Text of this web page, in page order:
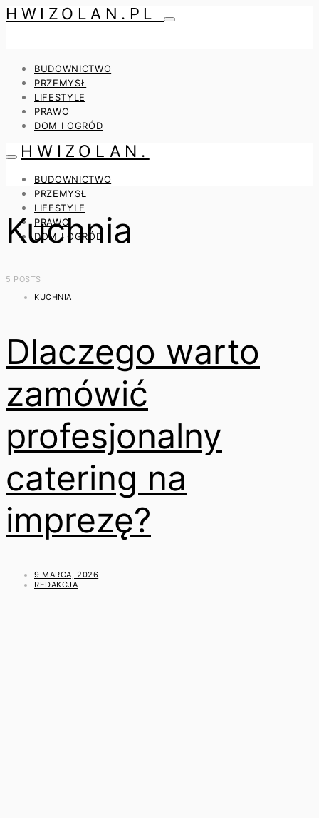
HWIZOLAN.PL
BUDOWNICTWO
PRZEMYSŁ
LIFESTYLE
PRAWO
DOM I OGRÓD
HWIZOLAN.
BUDOWNICTWO
PRZEMYSŁ
LIFESTYLE
PRAWO
DOM I OGRÓD
Kuchnia
5 POSTS
KUCHNIA
Dlaczego warto
zamówić
profesjonalny
catering na
imprezę?
9 MARCA, 2026
REDAKCJA